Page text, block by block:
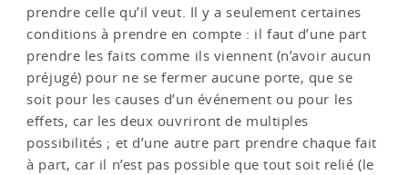
prendre celle qu’il veut. Il y a seulement certaines
conditions à prendre en compte : il faut d’une part
prendre les faits comme ils viennent (n’avoir aucun
préjugé) pour ne se fermer aucune porte, que se
soit pour les causes d’un événement ou pour les
effets, car les deux ouvriront de multiples
possibilités ; et d’une autre part prendre chaque fait
à part, car il n’est pas possible que tout soit relié (le